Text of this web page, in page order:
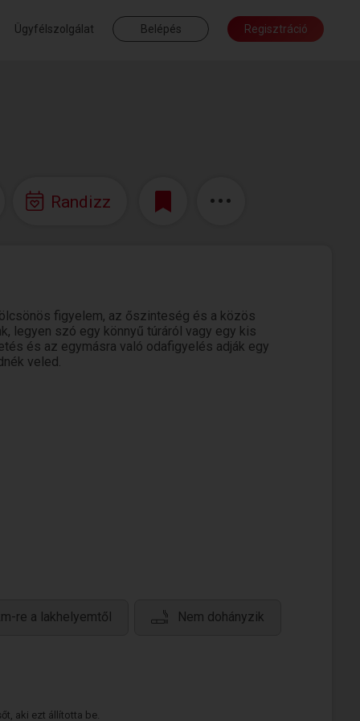
Ügyfélszolgálat Belépés Regisztráció
Randizz
figyelem, az őszinteség és a közös
legyen szó egy könnyű túráról vagy egy kis
és az egymásra való odafigyelés adják egy
veled.
re a lakhelyemtől Nem dohányzik
aki ezt állította be.